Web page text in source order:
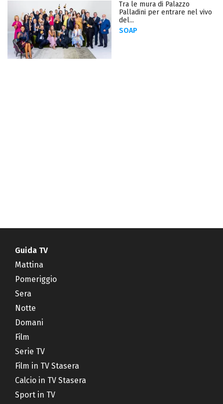
Tra le mura di Palazzo
Palladini per entrare nel vivo
del...
SOAP
Guida TV
Mattina
Pomeriggio
Sera
Notte
Domani
Film
Serie TV
Film in TV Stasera
Calcio in TV Stasera
Sport in TV